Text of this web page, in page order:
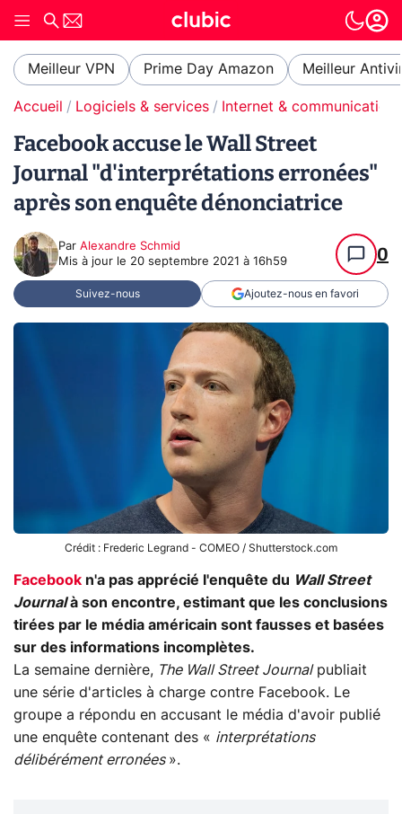
Meilleur VPN Prime Day Amazon Meilleur
Accueil Logiciels & services Internet & communication
Facebook accuse le Wall Street
Journal "d'interprétations erronées"
après son enquête dénonciatrice
Par Alexandre Schmid
Mis à jour le 20 septembre 2021 à 16h59 0
Suivez-nous Ajoutez-nous en favori
Crédit : Frederic Legrand - COMEO / Shutterstock.com
Facebook n'a pas apprécié l'enquête du Wall Street
Journalà son encontre, estimant que les conclusions
tirées par le média américain sont fausses et basées
sur des informations incomplètes.
La semaine dernière, The Wall Street Journalpubliait
une série d'articles à charge contre Facebook. Le
groupe a répondu en accusant le média d'avoir publié
une enquête contenant des « interprétations
délibérément erronées ».